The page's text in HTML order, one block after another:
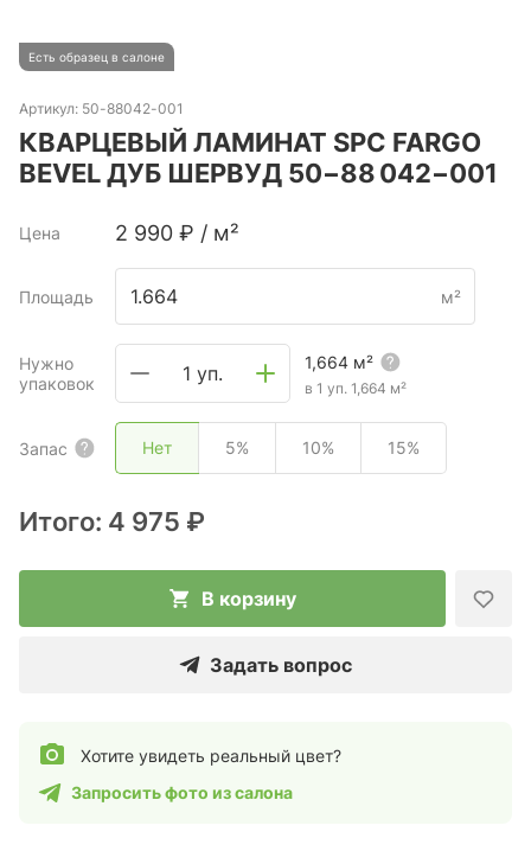
Есть образец в салоне
Артикул: 50-88042-001
КВАРЦЕВЫЙ ЛАМИНАТ SPC FARGO
BEVEL ДУБ ШЕРВУД 50−88 042−001
Цена 2 990 ₽ / м²
Площадь м²
Нужно
упаковок
1 уп. 1,664 м²
в 1 уп. 1,664 м²
Запас Нет 5% 10% 15%
Итого: 4 975 ₽
В корзину
Задать вопрос
Хотите увидеть реальный цвет?
Запросить фото из салона